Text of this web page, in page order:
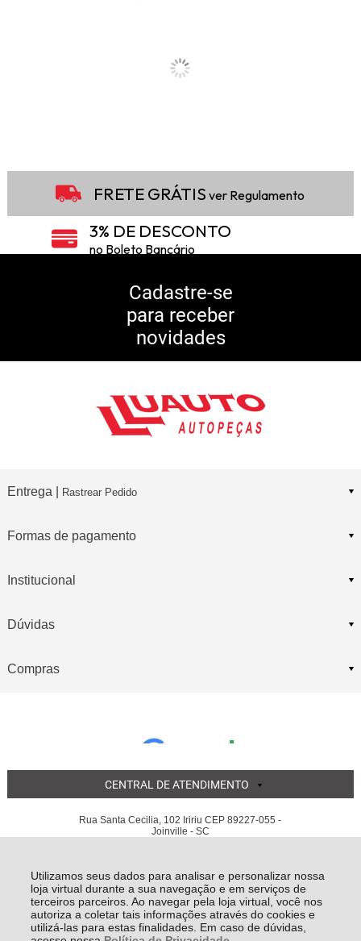
Utilizamos seus dados para analisar e personalizar nossa
loja virtual durante a sua navegação e em serviços de
terceiros parceiros. Ao navegar pela loja virtual, você nos
autoriza a coletar tais informações através do cookies e
utilizá-las para estas finalidades. Em caso de dúvidas,
FRETE GRÁTIS ver Regulamento
3% DE DESCONTO
no Boleto Bancário
5% DE DESCONTO
10% DE CASHBACK
Consulte Regulamento
Cadastre-se
para receber
novidades
Entrega | Rastrear Pedido
Formas de pagamento
Institucional
Dúvidas
Compras
CENTRAL DE ATENDIMENTO
Rua Santa Cecilia, 102 Iririu CEP 89227-055 -
Joinville - SC
05.855.311/0001-56 - Todos os direitos reservados
Luauto